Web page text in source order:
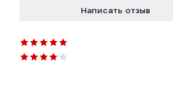
Написать отзыв